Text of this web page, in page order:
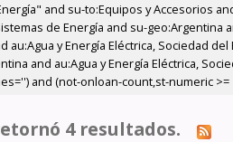
and su-to:Equipos y Accesorios
de Energía and su-geo:Argentina
y Energía Eléctrica, Sociedad
and au:Agua y Energía Eléctrica,
and (not-onloan-count,st-numeric >=
4 resultados.